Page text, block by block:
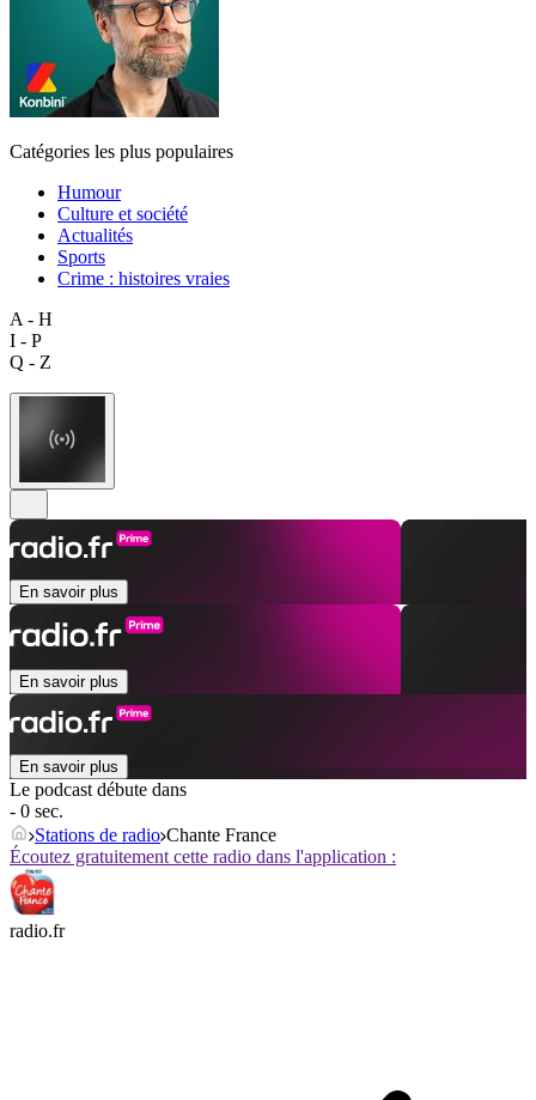
Catégories les plus populaires
Humour
Culture et société
Actualités
Sports
Crime : histoires vraies
A - H
I - P
Q - Z
En savoir plus
En savoir plus
En savoir plus
Le podcast débute dans
- 0 sec.
Stations de radio Chante France
Écoutez gratuitement cette radio dans l'application :
radio.fr